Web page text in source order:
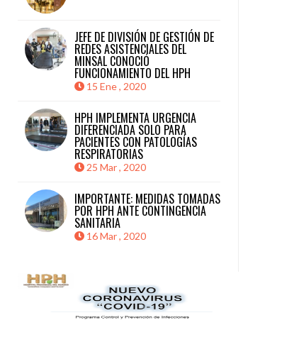
JEFE DE DIVISIÓN DE GESTIÓN DE
REDES ASISTENCIALES DEL
MINSAL CONOCIÓ
FUNCIONAMIENTO DEL HPH
15 Ene , 2020
HPH IMPLEMENTA URGENCIA
DIFERENCIADA SOLO PARA
PACIENTES CON PATOLOGÍAS
RESPIRATORIAS
25 Mar , 2020
IMPORTANTE: MEDIDAS TOMADAS
POR HPH ANTE CONTINGENCIA
SANITARIA
16 Mar , 2020